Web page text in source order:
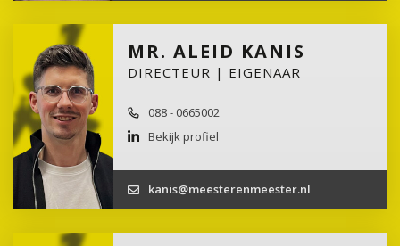
MR. ALEID KANIS
DIRECTEUR | EIGENAAR
088 - 0665002
Bekijk profiel
kanis@meesterenmeester.nl